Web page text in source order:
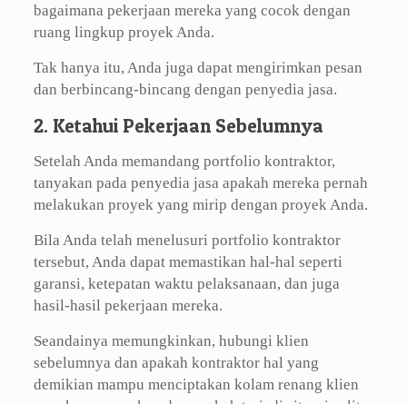
bagaimana pekerjaan mereka yang cocok dengan
ruang lingkup proyek Anda.
Tak hanya itu, Anda juga dapat mengirimkan pesan
dan berbincang-bincang dengan penyedia jasa.
2. Ketahui Pekerjaan Sebelumnya
Setelah Anda memandang portfolio kontraktor,
tanyakan pada penyedia jasa apakah mereka pernah
melakukan proyek yang mirip dengan proyek Anda.
Bila Anda telah menelusuri portfolio kontraktor
tersebut, Anda dapat memastikan hal-hal seperti
garansi, ketepatan waktu pelaksanaan, dan juga
hasil-hasil pekerjaan mereka.
Seandainya memungkinkan, hubungi klien
sebelumnya dan apakah kontraktor hal yang
demikian mampu menciptakan kolam renang klien